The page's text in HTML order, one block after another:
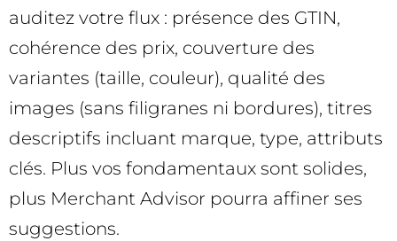
auditez votre flux : présence des GTIN,
cohérence des prix, couverture des
variantes (taille, couleur), qualité des
images (sans filigranes ni bordures), titres
descriptifs incluant marque, type, attributs
clés. Plus vos fondamentaux sont solides,
plus Merchant Advisor pourra affiner ses
suggestions.